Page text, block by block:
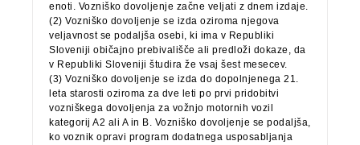
enoti. Vozniško dovoljenje začne veljati z dnem izdaje.
(2) Vozniško dovoljenje se izda oziroma njegova
veljavnost se podaljša osebi, ki ima v Republiki
Sloveniji običajno prebivališče ali predloži dokaze, da
v Republiki Sloveniji študira že vsaj šest mesecev.
(3) Vozniško dovoljenje se izda do dopolnjenega 21.
leta starosti oziroma za dve leti po prvi pridobitvi
vozniškega dovoljenja za vožnjo motornih vozil
kategorij A2 ali A in B. Vozniško dovoljenje se podaljša,
ko voznik opravi program dodatnega usposabljanja